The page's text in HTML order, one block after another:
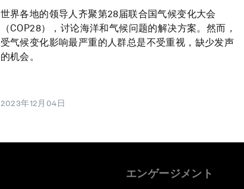
世界各地的领导人齐聚第28届联合国气候变化大会
（COP28），讨论海洋和气候问题的解决方案。然而，
受气候变化影响最严重的人群总是不受重视，缺少发声
的机会。
2023年12月04日
エンゲージメント